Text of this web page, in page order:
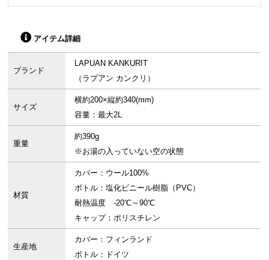
アイテム詳細
ブランド
LAPUAN KANKURIT
（ラプアン カンクリ）
サイズ
横約200×縦約340(mm)
容量：最大2L
重量
約390g
※お湯の入っていない空の状態
材質
カバー：ウール100%
ボトル：塩化ビニール樹脂（PVC）
耐熱温度 -20℃～90℃
キャップ：ポリスチレン
生産地
カバー：フィンランド
ボトル：ドイツ